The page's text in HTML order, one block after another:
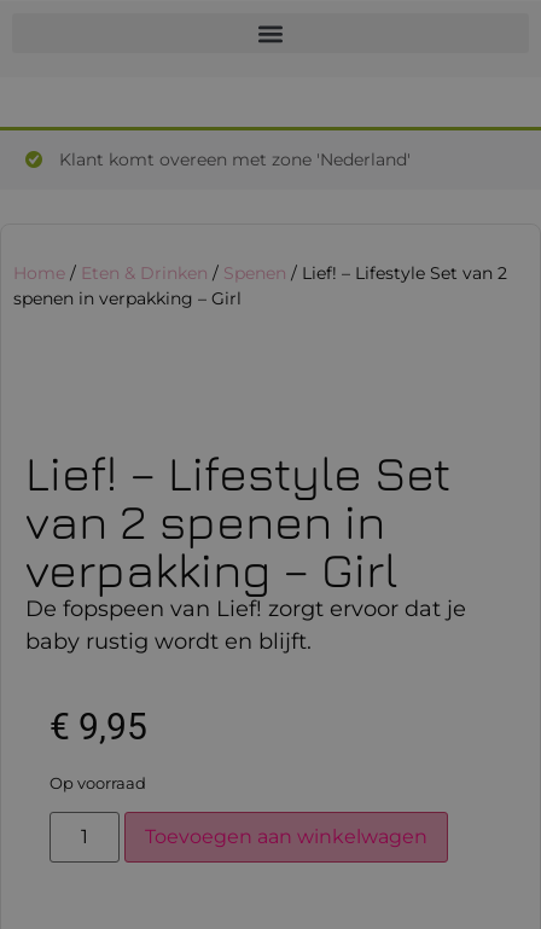
Klant komt overeen met zone 'Nederland'
Home / Eten & Drinken / Spenen / Lief! – Lifestyle Set van 2
spenen in verpakking – Girl
Lief! – Lifestyle Set
van 2 spenen in
verpakking – Girl
De fopspeen van Lief! zorgt ervoor dat je
baby rustig wordt en blijft.
€ 9,95
Op voorraad
Toevoegen aan winkelwagen